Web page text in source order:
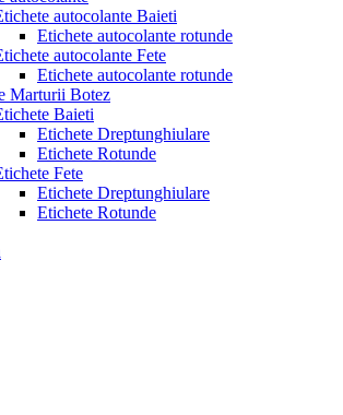
autocolante Baieti
Etichete autocolante rotunde
autocolante Fete
Etichete autocolante rotunde
Marturii Botez
Baieti
Etichete Dreptunghiulare
Etichete Rotunde
Fete
Etichete Dreptunghiulare
Etichete Rotunde